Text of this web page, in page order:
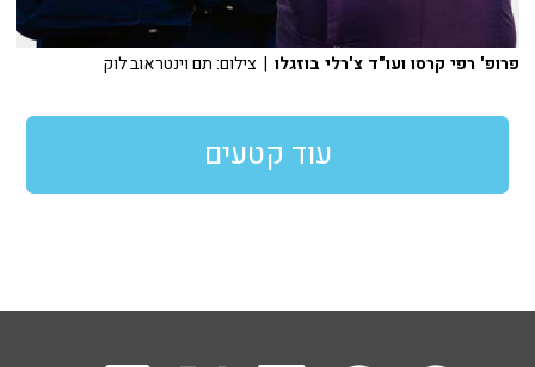
פרופ' רפי קרסו ועו"ד צ'רלי בוזגלו | צילום: תם וינטראוב לוק
עוד קטעים